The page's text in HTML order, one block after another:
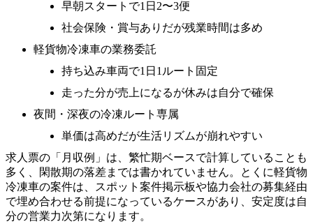
早朝スタートで1日2〜3便
社会保険・賞与ありだが残業時間は多め
軽貨物冷凍車の業務委託
持ち込み車両で1日1ルート固定
走った分が売上になるが休みは自分で確保
夜間・深夜の冷凍ルート専属
単価は高めだが生活リズムが崩れやすい
求人票の「月収例」は、繁忙期ベースで計算していることも
多く、閑散期の落差までは書かれていません。とくに軽貨物
冷凍車の案件は、スポット案件掲示板や協力会社の募集経由
で埋め合わせる前提になっているケースがあり、安定度は自
分の営業力次第になります。